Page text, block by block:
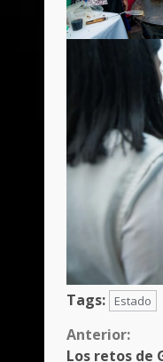
Tags: Estado
Sigue
Anterior:
Los retos de